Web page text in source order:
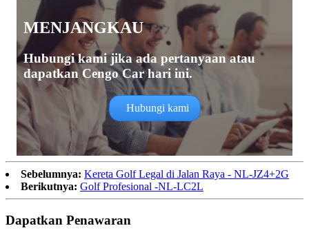
MENJANGKAU
Hubungi kami jika ada pertanyaan atau
dapatkan Cengo Car hari ini.
Hubungi kami
Sebelumnya: Kereta Golf Legal di Jalan Raya - NL-JZ4+2G
Berikutnya: Golf Profesional -NL-LC2L
Dapatkan Penawaran